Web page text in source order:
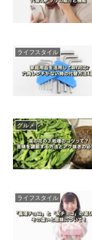
ライフスタイル
グルメ
ライフスタイル